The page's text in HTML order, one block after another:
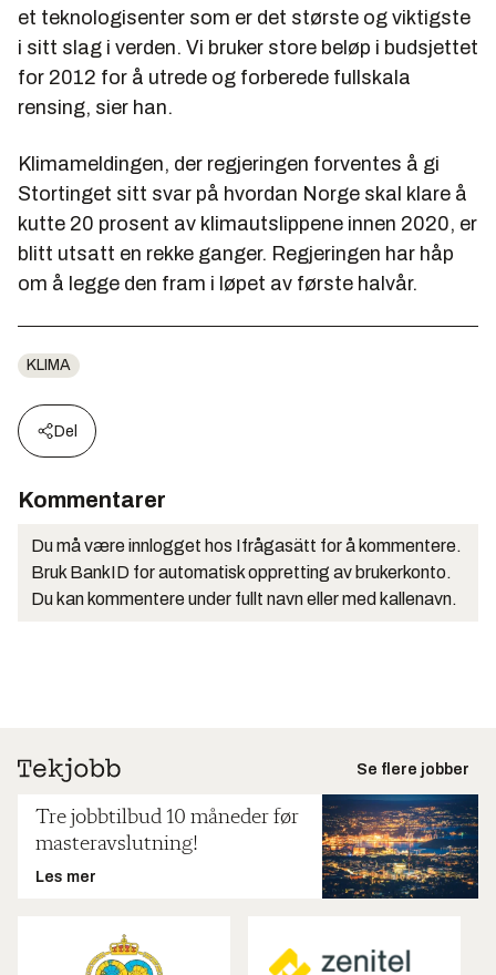
et teknologisenter som er det største og viktigste
i sitt slag i verden. Vi bruker store beløp i budsjettet
for 2012 for å utrede og forberede fullskala
rensing, sier han.
Klimameldingen, der regjeringen forventes å gi
Stortinget sitt svar på hvordan Norge skal klare å
kutte 20 prosent av klimautslippene innen 2020, er
blitt utsatt en rekke ganger. Regjeringen har håp
om å legge den fram i løpet av første halvår.
KLIMA
Del
Kommentarer
Du må være innlogget hos Ifrågasätt for å kommentere.
Bruk BankID for automatisk oppretting av brukerkonto.
Du kan kommentere under fullt navn eller med kallenavn.
Se flere jobber
Tre jobbtilbud 10 måneder før
masteravslutning!
Les mer